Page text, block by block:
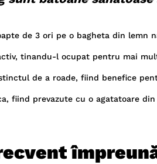
de 3 ori pe o bagheta din lemn
tinandu-l ocupat pentru mai
de a roade, fiind benefice
fiind prevazute cu o agatatoare